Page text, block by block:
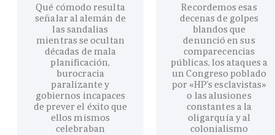
Qué cómodo resulta
señalar al alemán de
las sandalias
mientras se ocultan
décadas de mala
planificación,
burocracia
paralizante y
gobiernos incapaces
de prever el éxito que
ellos mismos
celebraban
Recordemos esas
decenas de golpes
blandos que
denunció en sus
comparecencias
públicas, los ataques a
un Congreso poblado
por «HP’s esclavistas»
o las alusiones
constantes a la
oligarquía y al
colonialismo